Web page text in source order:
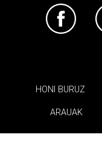
HONI BURUZ
ARAUAK